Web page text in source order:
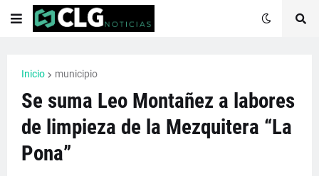
Inicio municipio
Se suma Leo Montañez a labores
de limpieza de la Mezquitera “La
Pona”